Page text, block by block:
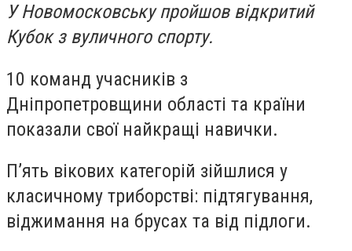
У Новомосковську пройшов відкритий
Кубок з вуличного спорту.
10 команд учасників з
Дніпропетровщини області та країни
показали свої найкращі навички.
П’ять вікових категорій зійшлися у
класичному триборстві: підтягування,
віджимання на брусах та від підлоги.